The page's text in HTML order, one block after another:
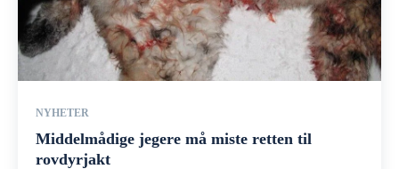
NYHETER
Middelmådige jegere må miste retten til
rovdyrjakt